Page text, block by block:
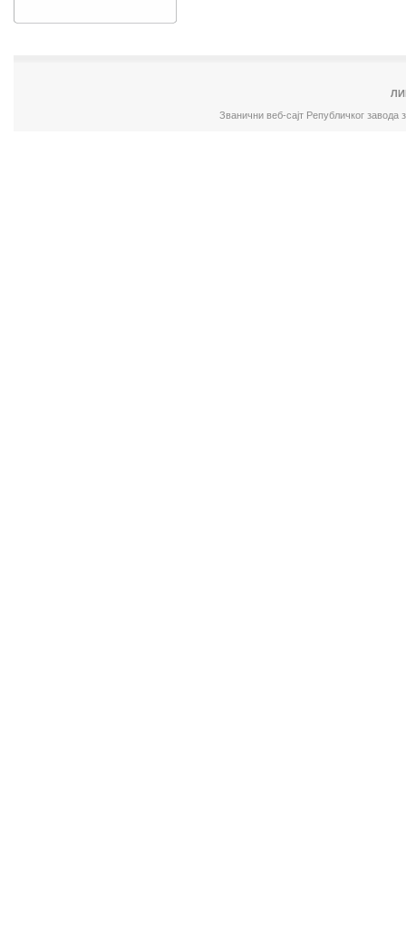
Званични веб-сајт Републичког